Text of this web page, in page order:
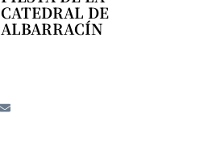
CATEDRAL DE
ALBARRACÍN